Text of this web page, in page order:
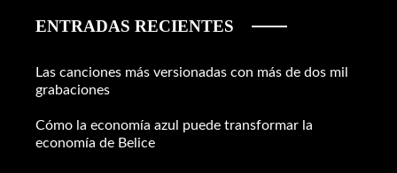
ENTRADAS RECIENTES
Las canciones más versionadas con más de dos mil
grabaciones
Cómo la economía azul puede transformar la
economía de Belice